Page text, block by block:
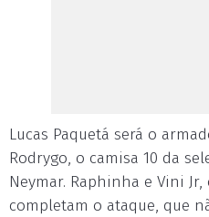
Lucas Paquetá será o
Rodrygo, o camisa 10 da
Neymar. Raphinha e Vini
completam o ataque, que